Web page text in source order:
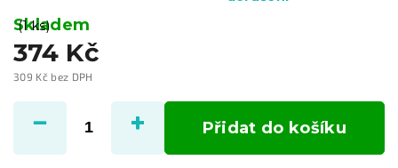
374 Kč
309 Kč bez DPH
cena:
Skladem
(1 ks)
Přidat do košíku